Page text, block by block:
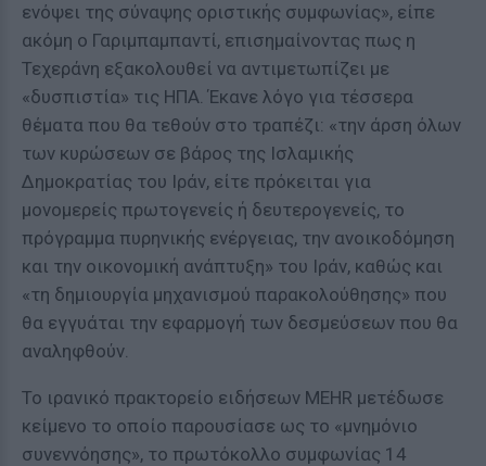
ενόψει της σύναψης οριστικής συμφωνίας», είπε
ακόμη ο Γαριμπαμπαντί, επισημαίνοντας πως η
Τεχεράνη εξακολουθεί να αντιμετωπίζει με
«δυσπιστία» τις ΗΠΑ. Έκανε λόγο για τέσσερα
θέματα που θα τεθούν στο τραπέζι: «την άρση όλων
των κυρώσεων σε βάρος της Ισλαμικής
Δημοκρατίας του Ιράν, είτε πρόκειται για
μονομερείς πρωτογενείς ή δευτερογενείς, το
πρόγραμμα πυρηνικής ενέργειας, την ανοικοδόμηση
και την οικονομική ανάπτυξη» του Ιράν, καθώς και
«τη δημιουργία μηχανισμού παρακολούθησης» που
θα εγγυάται την εφαρμογή των δεσμεύσεων που θα
αναληφθούν.
Το ιρανικό πρακτορείο ειδήσεων MEHR μετέδωσε
κείμενο το οποίο παρουσίασε ως το «μνημόνιο
συνεννόησης», το πρωτόκολλο συμφωνίας 14